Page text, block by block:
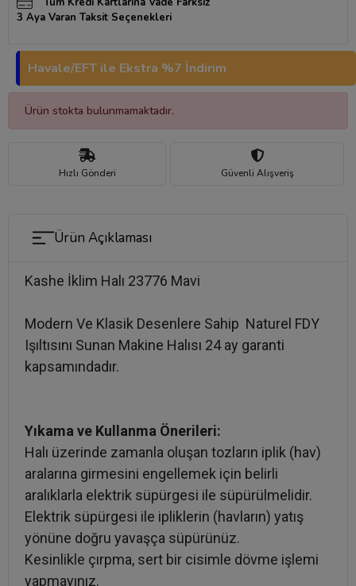
3 Aya Varan Taksit Seçenekleri
Havale/EFT ile Ekstra %7 İndirim
Ürün stokta bulunmamaktadır.
Hızlı Gönderi Güvenli Alışveriş
Ürün Açıklaması
Kashe İklim Halı 23776 Mavi
Modern Ve Klasik Desenlere Sahip Naturel FDY
Işıltısını Sunan Makine Halısı 24 ay garanti
kapsamındadır.
Yıkama ve Kullanma Önerileri:
Halı üzerinde zamanla oluşan tozların iplik (hav)
aralarına girmesini engellemek için belirli
aralıklarla elektrik süpürgesi ile süpürülmelidir.
Elektrik süpürgesi ile ipliklerin (havların) yatış
yönüne doğru yavaşça süpürünüz.
Kesinlikle çırpma, sert bir cisimle dövme işlemi
yapmayınız.